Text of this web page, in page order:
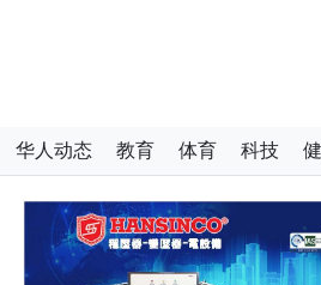
华人动态 教育 体育 科技